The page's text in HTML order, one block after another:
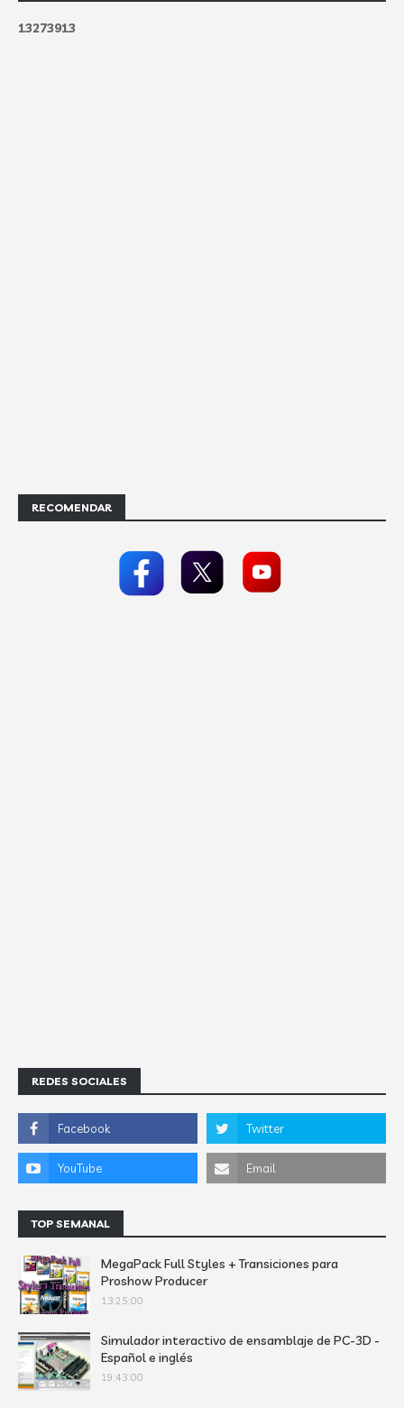
13273913
RECOMENDAR
REDES SOCIALES
TOP SEMANAL
MegaPack Full Styles + Transiciones para
Proshow Producer
13:25:00
Simulador interactivo de ensamblaje de PC-3D -
Español e inglés
19:43:00